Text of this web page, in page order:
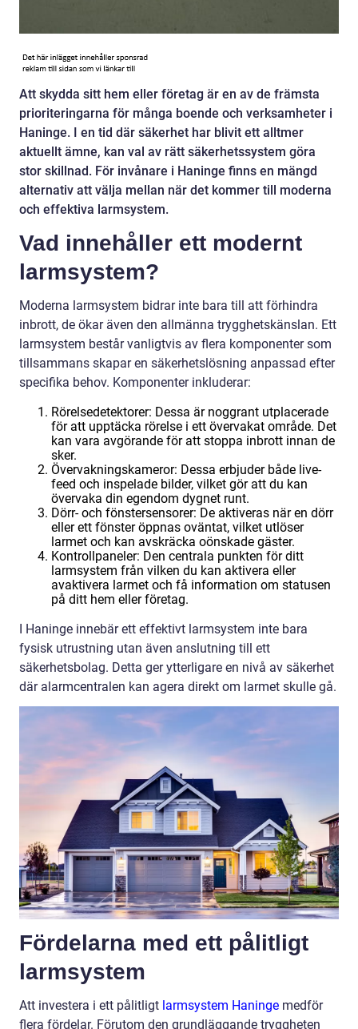
Att skydda sitt hem eller företag är en av de främsta
prioriteringarna för många boende och verksamheter i
Haninge. I en tid där säkerhet har blivit ett alltmer
aktuellt ämne, kan val av rätt säkerhetssystem göra
stor skillnad. För invånare i Haninge finns en mängd
alternativ att välja mellan när det kommer till moderna
och effektiva larmsystem.
Vad innehåller ett modernt
larmsystem?
Moderna larmsystem bidrar inte bara till att förhindra
inbrott, de ökar även den allmänna trygghetskänslan. Ett
larmsystem består vanligtvis av flera komponenter som
tillsammans skapar en säkerhetslösning anpassad efter
specifika behov. Komponenter inkluderar:
Rörelsedetektorer: Dessa är noggrant utplacerade
för att upptäcka rörelse i ett övervakat område. Det
kan vara avgörande för att stoppa inbrott innan de
sker.
Övervakningskameror: Dessa erbjuder både live-
feed och inspelade bilder, vilket gör att du kan
övervaka din egendom dygnet runt.
Dörr- och fönstersensorer: De aktiveras när en dörr
eller ett fönster öppnas oväntat, vilket utlöser
larmet och kan avskräcka oönskade gäster.
Kontrollpaneler: Den centrala punkten för ditt
larmsystem från vilken du kan aktivera eller
avaktivera larmet och få information om statusen
på ditt hem eller företag.
I Haninge innebär ett effektivt larmsystem inte bara
fysisk utrustning utan även anslutning till ett
säkerhetsbolag. Detta ger ytterligare en nivå av säkerhet
där alarmcentralen kan agera direkt om larmet skulle gå.
Fördelarna med ett pålitligt
larmsystem
Att investera i ett pålitligt larmsystem Haninge medför
flera fördelar. Förutom den grundläggande tryggheten